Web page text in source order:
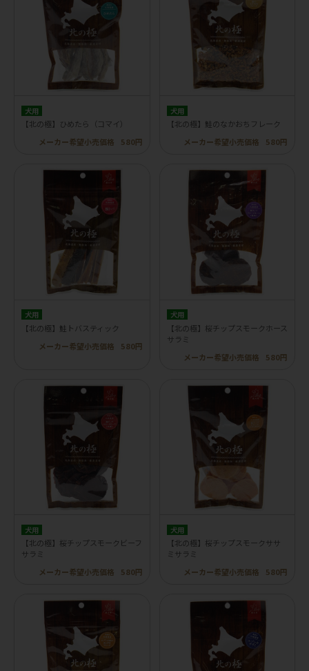
犬用
【北の極】ひめたら（コマイ）
メーカー希望小売価格
580円
犬用
【北の極】鮭のなかおちフレーク
メーカー希望小売価格
580円
犬用
【北の極】鮭トバスティック
メーカー希望小売価格
580円
犬用
【北の極】桜チップスモークホース
サラミ
メーカー希望小売価格
580円
犬用
【北の極】桜チップスモークビーフ
サラミ
メーカー希望小売価格
580円
犬用
【北の極】桜チップスモークササ
ミサラミ
メーカー希望小売価格
580円